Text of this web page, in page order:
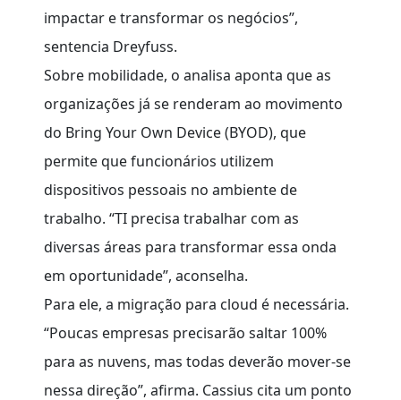
impactar e transformar os negócios”,
sentencia Dreyfuss.
Sobre mobilidade, o analisa aponta que as
organizações já se renderam ao movimento
do Bring Your Own Device (BYOD), que
permite que funcionários utilizem
dispositivos pessoais no ambiente de
trabalho. “TI precisa trabalhar com as
diversas áreas para transformar essa onda
em oportunidade”, aconselha.
Para ele, a migração para cloud é necessária.
“Poucas empresas precisarão saltar 100%
para as nuvens, mas todas deverão mover-se
nessa direção”, afirma. Cassius cita um ponto